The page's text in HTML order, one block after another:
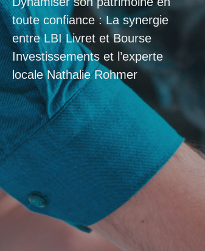
toute confiance : La synergie
entre LBI Livret et Bourse
Investissements et l’experte
locale Nathalie Rohmer